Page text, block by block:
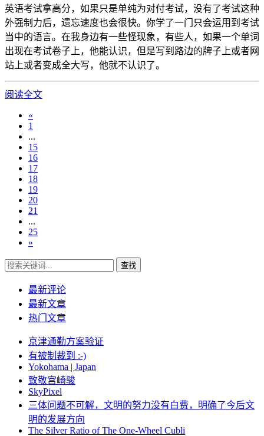
英语考试拿高分，如果只是单纯为对付考试，没有了考试这种
外强制力后，遗忘速度也会很快。你学了一门只会运用到考试
当中的语言。在我身边有一些怪现象，有些人，如果一个单词
出现在考试卷子上，他能认识，但是写到路边的牌子上或者网
站上或者变成全大写，他就不认识了。
阅读全文
«
1
...
15
16
17
18
19
20
21
...
25
»
查找
最新评论
最新文章
热门文章
京津通勤方案验证
有被制裁到 :-)
Yokohama | Japan
致敬宫崎骏
SkyPixel
三体问题不可解，文明的努力没有白费，明确了今后文
明的发展方向
The Silver Ratio of The One-Wheel Cubli